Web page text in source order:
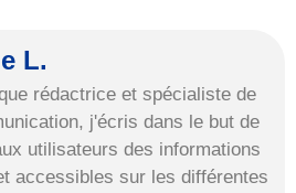
L.
rédactrice et spécialiste de
j'écris dans le but de
utilisateurs des informations
accessibles sur les différentes